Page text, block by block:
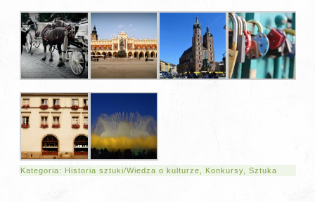
Kategoria: Historia sztuki/Wiedza o kulturze, Konkursy,Sztuka